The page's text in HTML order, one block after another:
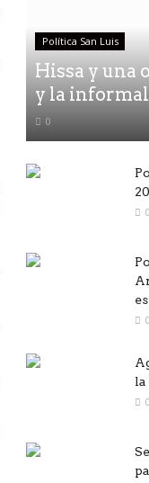
Política San Luis
Hissa y una
y la
0
0
0
la
0